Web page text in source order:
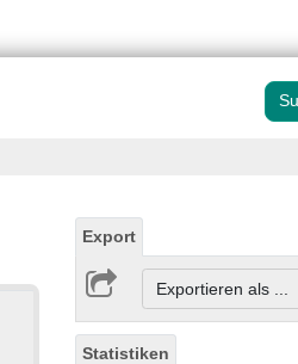
Export
Exportieren als
Statistiken